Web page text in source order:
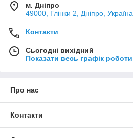
м. Дніпро
49000, Глінки 2, Дніпро, Україна
Контакти
Сьогодні вихідний
Показати весь графік роботи
Про нас
Контакти